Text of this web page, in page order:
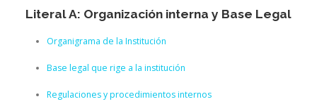
Literal A: Organización interna y Base Legal
Organigrama de la Institución
Base legal que rige a la institución
Regulaciones y procedimientos internos